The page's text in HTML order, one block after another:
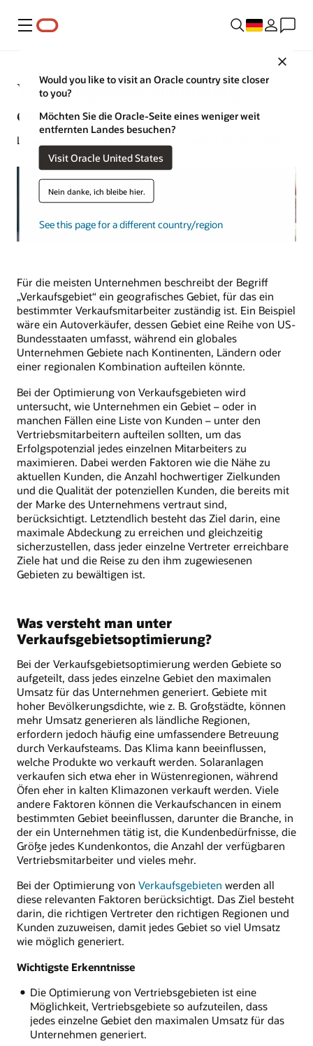
Menü
Would you like to visit an Oracle country site closer
to you?
Möchten Sie die Oracle-Seite eines weniger weit
entfernten Landes besuchen?
Visit Oracle United States
Nein danke, ich bleibe hier.
See this page for a different country/region
Verkaufsgebietsoptimierung
definiert
Lynne Sampson | ERP Content Strategist | 26. Mai 2023
Für die meisten Unternehmen beschreibt der Begriff
„Verkaufsgebiet“ ein geografisches Gebiet, für das ein
bestimmter Verkaufsmitarbeiter zuständig ist. Ein Beispiel
wäre ein Autoverkäufer, dessen Gebiet eine Reihe von US-
Bundesstaaten umfasst, während ein globales
Unternehmen Gebiete nach Kontinenten, Ländern oder
einer regionalen Kombination aufteilen könnte.
Bei der Optimierung von Verkaufsgebieten wird
untersucht, wie Unternehmen ein Gebiet – oder in
manchen Fällen eine Liste von Kunden – unter den
Vertriebsmitarbeitern aufteilen sollten, um das
Erfolgspotenzial jedes einzelnen Mitarbeiters zu
maximieren. Dabei werden Faktoren wie die Nähe zu
aktuellen Kunden, die Anzahl hochwertiger Zielkunden
und die Qualität der potenziellen Kunden, die bereits mit
der Marke des Unternehmens vertraut sind,
berücksichtigt. Letztendlich besteht das Ziel darin, eine
maximale Abdeckung zu erreichen und gleichzeitig
sicherzustellen, dass jeder einzelne Vertreter erreichbare
Ziele hat und die Reise zu den ihm zugewiesenen
Gebieten zu bewältigen ist.
Was versteht man unter
Verkaufsgebietsoptimierung?
Bei der Verkaufsgebietsoptimierung werden Gebiete so
aufgeteilt, dass jedes einzelne Gebiet den maximalen
Umsatz für das Unternehmen generiert. Gebiete mit
hoher Bevölkerungsdichte, wie z. B. Großstädte, können
mehr Umsatz generieren als ländliche Regionen,
erfordern jedoch häufig eine umfassendere Betreuung
durch Verkaufsteams. Das Klima kann beeinflussen,
welche Produkte wo verkauft werden. Solaranlagen
verkaufen sich etwa eher in Wüstenregionen, während
Öfen eher in kalten Klimazonen verkauft werden. Viele
andere Faktoren können die Verkaufschancen in einem
bestimmten Gebiet beeinflussen, darunter die Branche, in
der ein Unternehmen tätig ist, die Kundenbedürfnisse, die
Größe jedes Kundenkontos, die Anzahl der verfügbaren
Vertriebsmitarbeiter und vieles mehr.
Bei der Optimierung von Verkaufsgebieten werden all
diese relevanten Faktoren berücksichtigt. Das Ziel besteht
darin, die richtigen Vertreter den richtigen Regionen und
Kunden zuzuweisen, damit jedes Gebiet so viel Umsatz
wie möglich generiert.
Wichtigste Erkenntnisse
Die Optimierung von Vertriebsgebieten ist eine
Möglichkeit, Vertriebsgebiete so aufzuteilen, dass
jedes einzelne Gebiet den maximalen Umsatz für das
Unternehmen generiert.